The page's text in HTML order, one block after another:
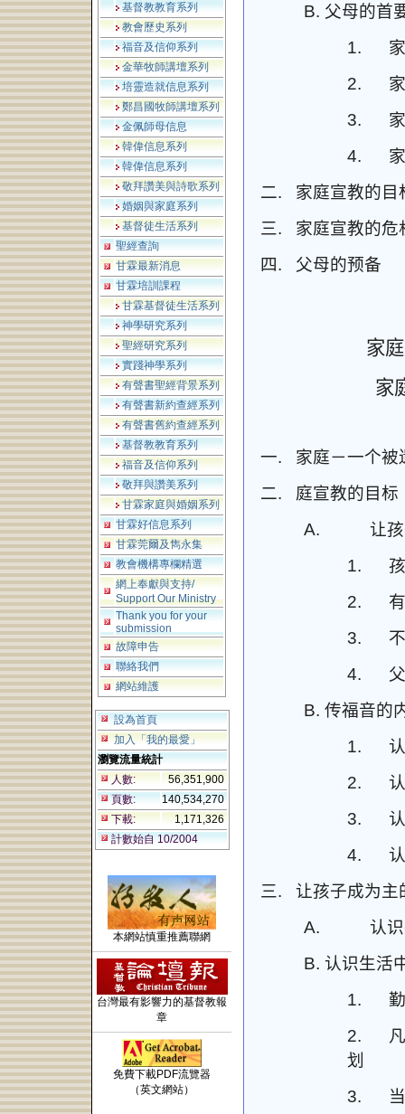
基督教教育系列
教會歷史系列
福音及信仰系列
金華牧師講壇系列
培靈造就信息系列
鄭昌國牧師講壇系列
金佩師母信息
韓偉信息系列
韓偉信息系列
敬拜讚美與詩歌系列
婚姻與家庭系列
基督徒生活系列
聖經查詢
甘霖最新消息
甘霖培訓課程
甘霖基督徒生活系列
神學研究系列
聖經研究系列
實踐神學系列
有聲書聖經背景系列
有聲書新約查經系列
有聲書舊約查經系列
基督教教育系列
福音及信仰系列
敬拜與讚美系列
甘霖家庭與婚姻系列
甘霖好信息系列
甘霖莞爾及雋永集
教會機構專欄精選
網上奉獻與支持/
Support Our Ministry
Thank you for your
submission
故障申告
聯絡我們
網站維護
設為首頁
加入「我的最愛」
瀏覽流量統計
人數:
56,351,900
頁數:
140,534,270
下載:
1,171,326
計數始自 10/2004
本網站慎重推薦聯網
台灣最有影響力的基督教報
章
免費下載PDF流覽器
（英文網站）
B. 父母的首
1.
2.
3.
4.
二.
家庭宣教的目
三.
家庭宣教的危
四.
父母的预备
家
家
一.
家庭－一个被
二.
庭宣教的目标
A.
让
1.
2.
3.
4.
B. 传福音的
1.
2.
3.
4.
三.
让孩子成为主
A.
认
B. 认识生活
1.
2.
划
3.